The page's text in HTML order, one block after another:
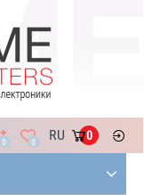
0 0 RU 0